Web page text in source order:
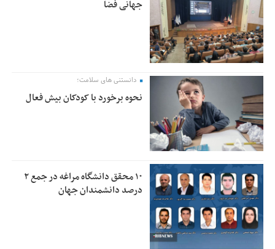
جهانی فضا
دانستنی های سلامت؛
نحوه برخورد با کودکان بیش فعال
۱۰ محقق دانشگاه مراغه در جمع ۲
درصد دانشمندان جهان